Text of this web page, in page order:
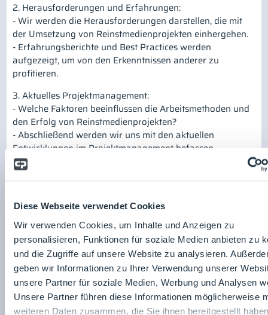
Diese Webseite verwendet Cookies
Wir verwenden Cookies, um Inhalte und Anzeigen zu
personalisieren, Funktionen für soziale Medien anbieten zu
und die Zugriffe auf unsere Website zu analysieren.
geben wir Informationen zu Ihrer Verwendung unserer
unsere Partner für soziale Medien, Werbung und Analysen
Unsere Partner führen diese Informationen möglicherweise
weiteren Daten zusammen, die Sie ihnen bereitgestellt
2. Herausforderungen und Erfahrungen:
- Wir werden die Herausforderungen darstellen, die mit
der Umsetzung von Reinstmedienprojekten einhergehen.
- Erfahrungsberichte und Best Practices werden
aufgezeigt, um von den Erkenntnissen anderer zu
profitieren.
3. Aktuelles Projektmanagement:
- Welche Faktoren beeinflussen die Arbeitsmethoden und
den Erfolg von Reinstmedienprojekten?
- Abschließend werden wir uns mit den aktuellen
Entwicklungen im Projektmanagement befassen.
Ludovic BRECH
ISPE - International
Society for
Pharmaceutical
Engineering D/A/CH
e.V.